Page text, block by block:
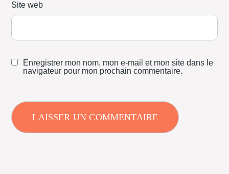
Site web
Enregistrer mon nom, mon e-mail et mon site dans le
navigateur pour mon prochain commentaire.